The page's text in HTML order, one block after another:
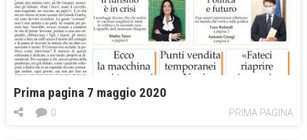
Prima pagina 7 maggio 2020
PRIMA PAGINA
0